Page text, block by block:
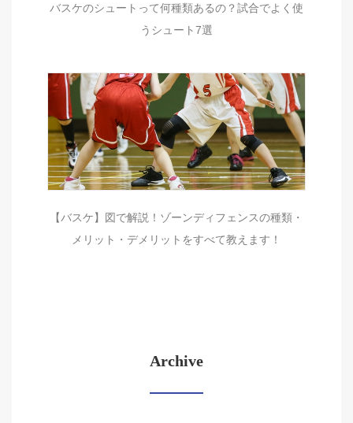
バスケのシュートって何種類あるの？試合でよく使
うシュート7選
【バスケ】図で解説！ゾーンディフェンスの種類・
メリット・デメリットをすべて教えます！
Archive